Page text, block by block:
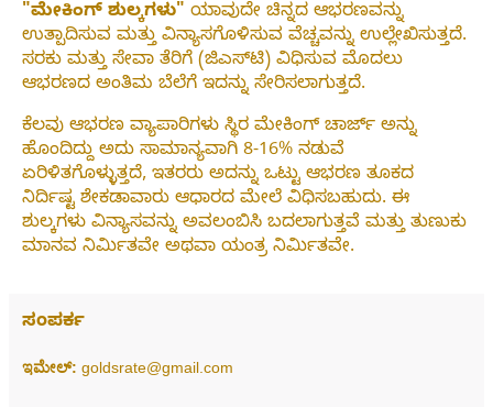
"ಮೇಕಿಂಗ್ ಶುಲ್ಕಗಳು" ಯಾವುದೇ ಚಿನ್ನದ ಆಭರಣವನ್ನು
ಉತ್ಪಾದಿಸುವ ಮತ್ತು ವಿನ್ಯಾಸಗೊಳಿಸುವ ವೆಚ್ಚವನ್ನು ಉಲ್ಲೇಖಿಸುತ್ತದೆ.
ಸರಕು ಮತ್ತು ಸೇವಾ ತೆರಿಗೆ (ಜಿಎಸ್‌ಟಿ) ವಿಧಿಸುವ ಮೊದಲು
ಆಭರಣದ ಅಂತಿಮ ಬೆಲೆಗೆ ಇದನ್ನು ಸೇರಿಸಲಾಗುತ್ತದೆ.
ಕೆಲವು ಆಭರಣ ವ್ಯಾಪಾರಿಗಳು ಸ್ಥಿರ ಮೇಕಿಂಗ್ ಚಾರ್ಜ್ ಅನ್ನು
ಹೊಂದಿದ್ದು ಅದು ಸಾಮಾನ್ಯವಾಗಿ 8-16% ನಡುವೆ
ಏರಿಳಿತಗೊಳ್ಳುತ್ತದೆ, ಇತರರು ಅದನ್ನು ಒಟ್ಟು ಆಭರಣ ತೂಕದ
ನಿರ್ದಿಷ್ಟ ಶೇಕಡಾವಾರು ಆಧಾರದ ಮೇಲೆ ವಿಧಿಸಬಹುದು. ಈ
ಶುಲ್ಕಗಳು ವಿನ್ಯಾಸವನ್ನು ಅವಲಂಬಿಸಿ ಬದಲಾಗುತ್ತವೆ ಮತ್ತು ತುಣುಕು
ಮಾನವ ನಿರ್ಮಿತವೇ ಅಥವಾ ಯಂತ್ರ ನಿರ್ಮಿತವೇ.
ಸಂಪರ್ಕ
ಇಮೇಲ್: goldsrate@gmail.com